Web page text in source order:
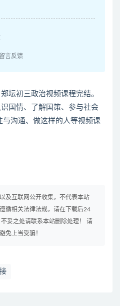
言反馈
坛初三政治视频课程完结。
国情、了解国策、参与社会
与沟通、做这样的人等视频课
及互联网公开收集，不代表本站
循相关法律法规，请在下载后24
妥之处请联系本站删除处理！ 请
免上当受骗！